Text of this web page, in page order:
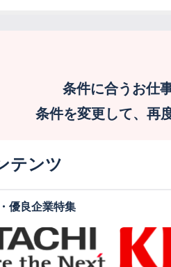
条件に合うお仕
条件を変更して、再
テンツ
優良企業特集